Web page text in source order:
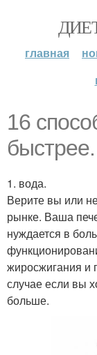
главная
16
быстрее.
1. вода.
Верите вы или
рынке. Ваша
нуждается в
жиросжигания и
случае если вы
больше.